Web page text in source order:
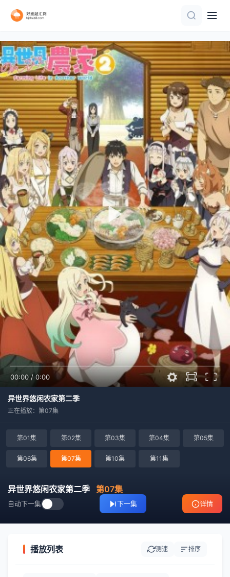
00:00 / 0:00
异世界悠闲农家第二季
正在播放：第07集
第01集 第02集 第03集 第04集 第05集
第06集 第07集 第10集 第11集
异世界悠闲农家第二季 第07集
自动下一集 下一集 详情
播放列表 测速 排序
第14集
第54集完结
第41集
第114集已完结
第13集
已完结
更新至10集
HD中字|国语
已完结 共12集
DVD中字